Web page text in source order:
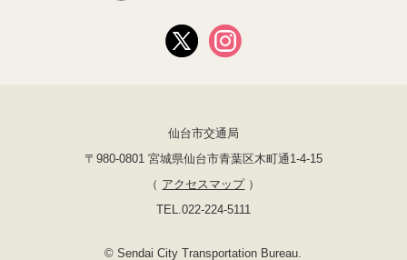
仙台市交通局
〒980-0801 宮城県仙台市青葉区木町通1-4-15
（ アクセスマップ）
TEL.022-224-5111
© Sendai City Transportation Bureau.